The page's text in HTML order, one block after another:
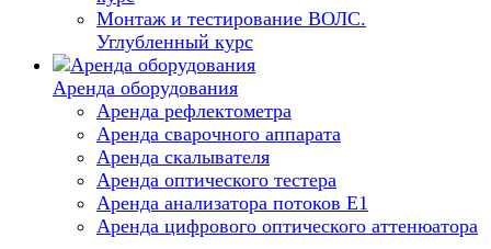
Монтаж и тестирование ВОЛС.
Углубленный курс
Аренда оборудования
Аренда рефлектометра
Аренда сварочного аппарата
Аренда скалывателя
Аренда оптического тестера
Аренда анализатора потоков Е1
Аренда цифрового оптического аттенюатора